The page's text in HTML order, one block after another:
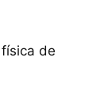
de